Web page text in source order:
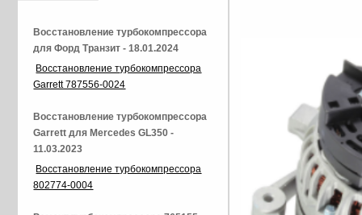
Восстановление турбокомпрессора
для Форд Транзит - 18.01.2024
Восстановление турбокомпрессора
Garrett 787556-0024
Восстановление турбокомпрессора
Garrett для Mercedes GL350 -
11.03.2023
Восстановление турбокомпрессора
802774-0004